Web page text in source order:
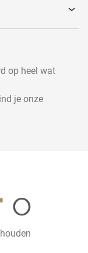
op heel wat
je onze